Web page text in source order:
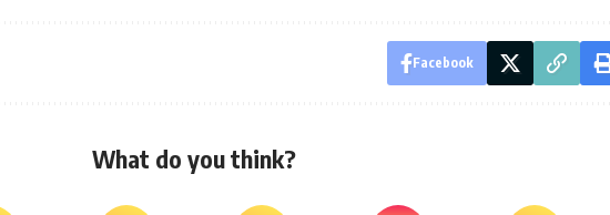
Facebook
What do you think?